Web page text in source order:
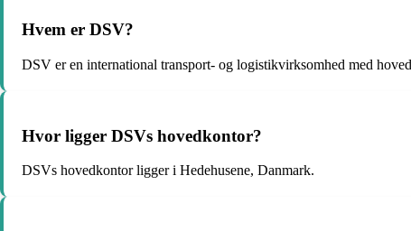
Hvem er DSV?
DSV er en international transport- og logistikvirksomhed med
Hvor ligger DSVs hovedkontor?
DSVs hovedkontor ligger i Hedehusene, Danmark.